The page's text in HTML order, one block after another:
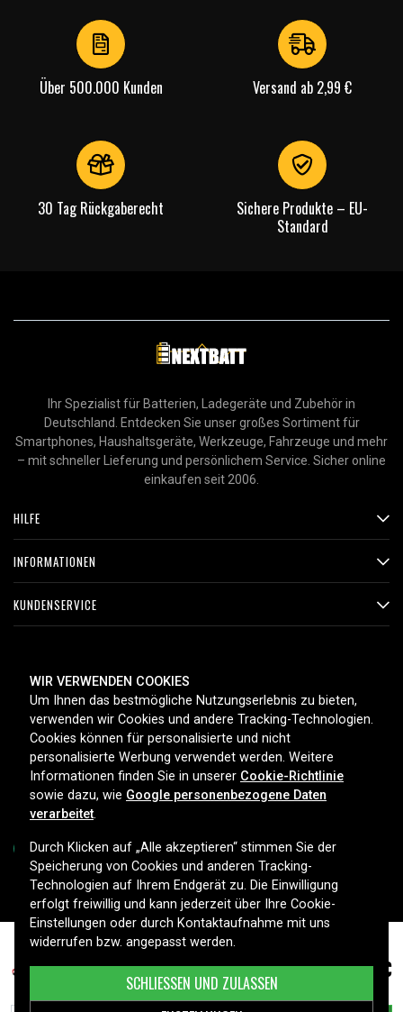
Toshiba ER6VC119A etc. 7,99 €
Über 500.000 Kunden Versand ab 2,99 €
30 Tag Rückgaberecht
Sichere Produkte – EU-
Standard
Ihr Spezialist für Batterien, Ladegeräte und Zubehör in
Deutschland. Entdecken Sie unser großes Sortiment für
Smartphones, Haushaltsgeräte, Werkzeuge, Fahrzeuge und mehr
– mit schneller Lieferung und persönlichem Service. Sicher online
einkaufen seit 2006.
HILFE
INFORMATIONEN
KUNDENSERVICE
ZAHLUNGSMETHODEN
LIEFEROPTIONEN
Copyright © 2026, Spares Nordic AB
WIR VERWENDEN COOKIES
Um Ihnen das bestmögliche Nutzungserlebnis zu bieten,
verwenden wir Cookies und andere Tracking-Technologien.
Cookies können für personalisierte und nicht
personalisierte Werbung verwendet werden. Weitere
Informationen finden Sie in unserer Cookie-Richtlinie
sowie dazu, wie Google personenbezogene Daten
verarbeitet.
Durch Klicken auf „Alle akzeptieren“ stimmen Sie der
Speicherung von Cookies und anderen Tracking-
Technologien auf Ihrem Endgerät zu. Die Einwilligung
erfolgt freiwillig und kann jederzeit über Ihre Cookie-
Einstellungen oder durch Kontaktaufnahme mit uns
widerrufen bzw. angepasst werden.
SCHLIESSEN UND ZULASSEN